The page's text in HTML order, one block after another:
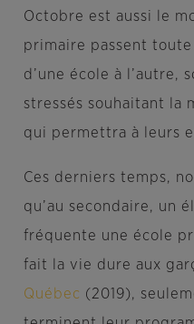
Octobre est aussi le
primaire passent
d’une école à l’autre,
stressés souhaitant la
qui permettra à leurs
Ces derniers temps,
qu’au secondaire, un
fréquente une école
fait la vie dure aux
Québec (2019),